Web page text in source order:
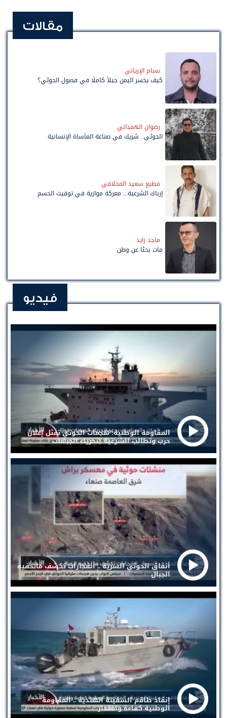
مقالات
بسام الإرياني
كيف يخسر اليمن جيلاً كاملًا في فصول الحوثي؟
رضوان الهمداني
الحوثي.. شريك في صناعة المأساة الإنسانية
مطيع سعيد المخلافي
إرباك الشرعية... معركة موازية في توقيت الحسم
ماجد زايد
مات بحثًا عن وطن
فيديو
المقاومة الوطنية: هجمات الحوثي تمثل إعلان
حرب وتطالب الشرعية بتحريك الجبهات
أنفاق الحوثي السرية .. انفجارات تكشف ماتخفيه
الجبال
إنقاذ طاقم السفينة الهندية .. المقاومة
الوطنية كفاءة واقتدار